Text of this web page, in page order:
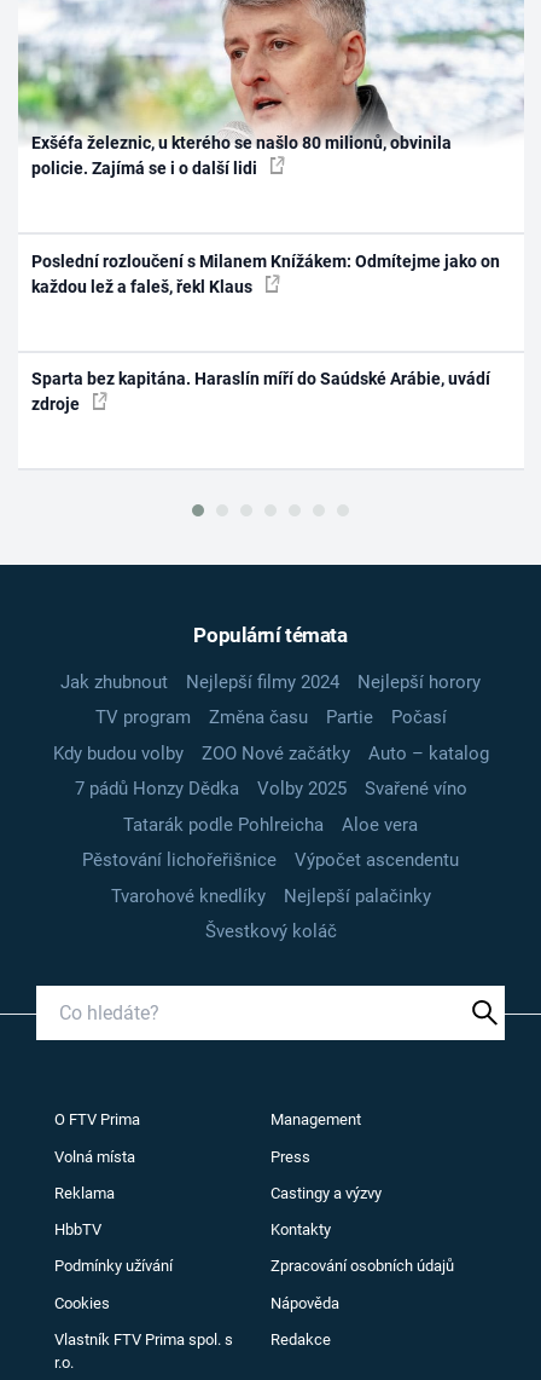
Exšéfa železnic, u kterého se našlo 80 milionů, obvinila
policie. Zajímá se i o další lidi
Poslední rozloučení s Milanem Knížákem: Odmítejme jako on
každou lež a faleš, řekl Klaus
Sparta bez kapitána. Haraslín míří do Saúdské Arábie, uvádí
zdroje
Populární témata
Jak zhubnout Nejlepší filmy 2024
Nejlepší horory
TV program
Změna času Partie
Počasí
Kdy budou volby
ZOO Nové začátky
Auto – katalog
7 pádů Honzy Dědka
Volby 2025
Svařené víno
Tatarák podle Pohlreicha
Aloe vera
Pěstování lichořeřišnice
Výpočet ascendentu
Tvarohové knedlíky
Nejlepší palačinky
Švestkový koláč
O FTV Prima Management
Volná místa Press
Reklama Castingy a výzvy
HbbTV Kontakty
Podmínky užívání Zpracování osobních údajů
Cookies Nápověda
Vlastník FTV Prima spol. s
r.o.
Redakce